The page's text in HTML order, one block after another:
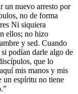
un nuevo arresto por
no de forma
Ni siquiera
ellos; no hizo
y sed. Cuando
podían darle algo de
que lo
mis manos y mis
un espíritu no tiene